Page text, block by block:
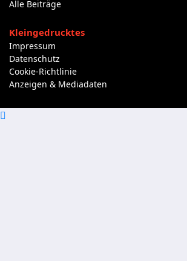
Alle Beiträge
Kleingedrucktes
Impressum
Datenschutz
Cookie-Richtlinie
Anzeigen & Mediadaten